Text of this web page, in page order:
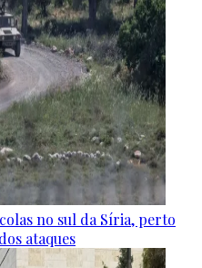
no sul da Síria, perto
ataques